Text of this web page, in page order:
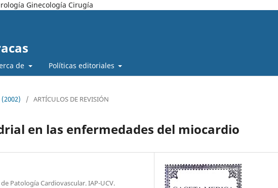
Ginecología Cirugía
de Políticas editoriales
/ ARTÍCULOS DE REVISIÓN
en las enfermedades del miocardio
Patología Cardiovascular. IAP-UCV.